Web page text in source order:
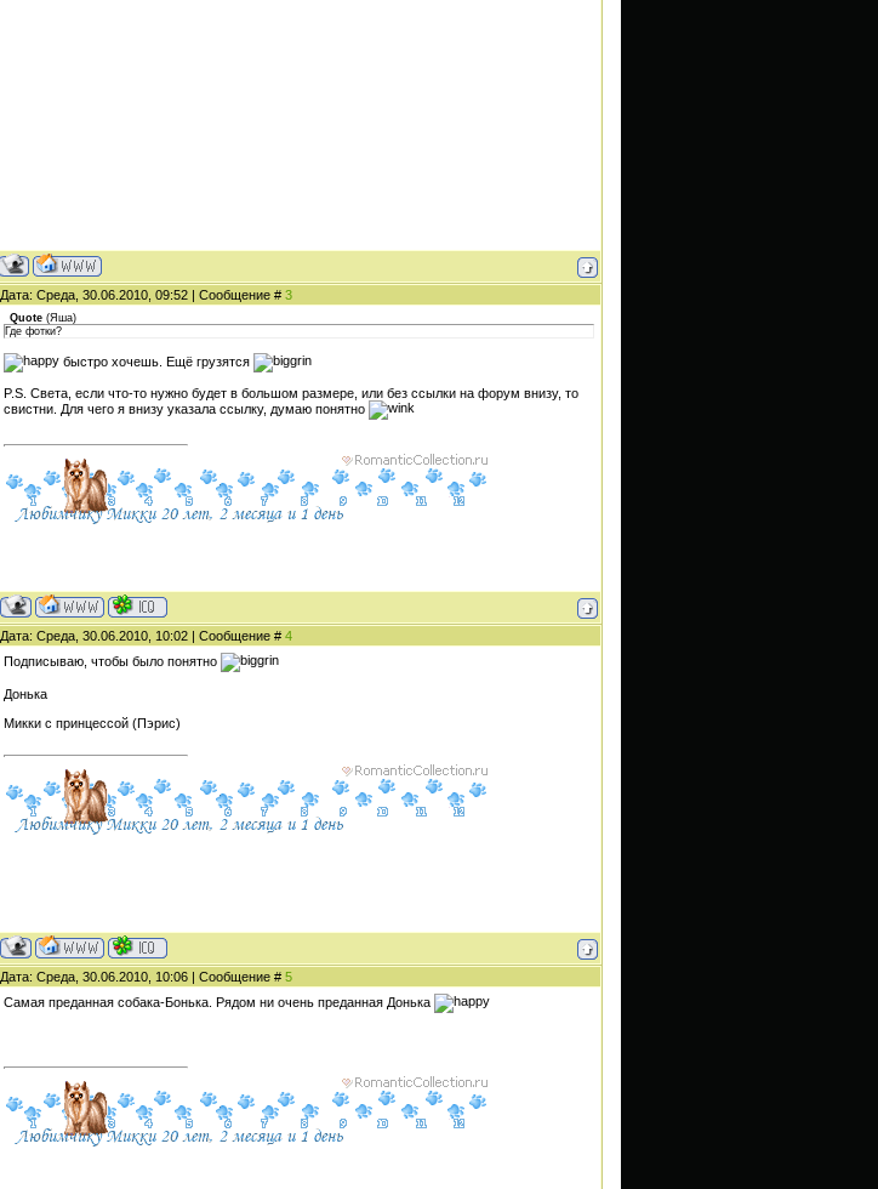
Дата: Среда, 30.06.2010, 09:52 | Сообщение # 3
Quote (Яша)
Где фотки?
быстро хочешь. Ещё грузятся
P.S. Света, если что-то нужно будет в большом размере, или без ссылки на форум внизу, то
свистни. Для чего я внизу указала ссылку, думаю понятно
Дата: Среда, 30.06.2010, 10:02 | Сообщение # 4
Подписываю, чтобы было понятно
Донька
Микки с принцессой (Пэрис)
Дата: Среда, 30.06.2010, 10:06 | Сообщение # 5
Самая преданная собака-Бонька. Рядом ни очень преданная Донька